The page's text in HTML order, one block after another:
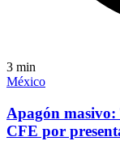
3 min
México
Apagón
CFE por